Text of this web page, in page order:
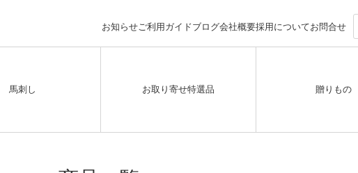
お知らせ ご利用ガイドブログ会社概要採用についてお問合せ
馬刺し お取り寄せ特選品 贈りもの